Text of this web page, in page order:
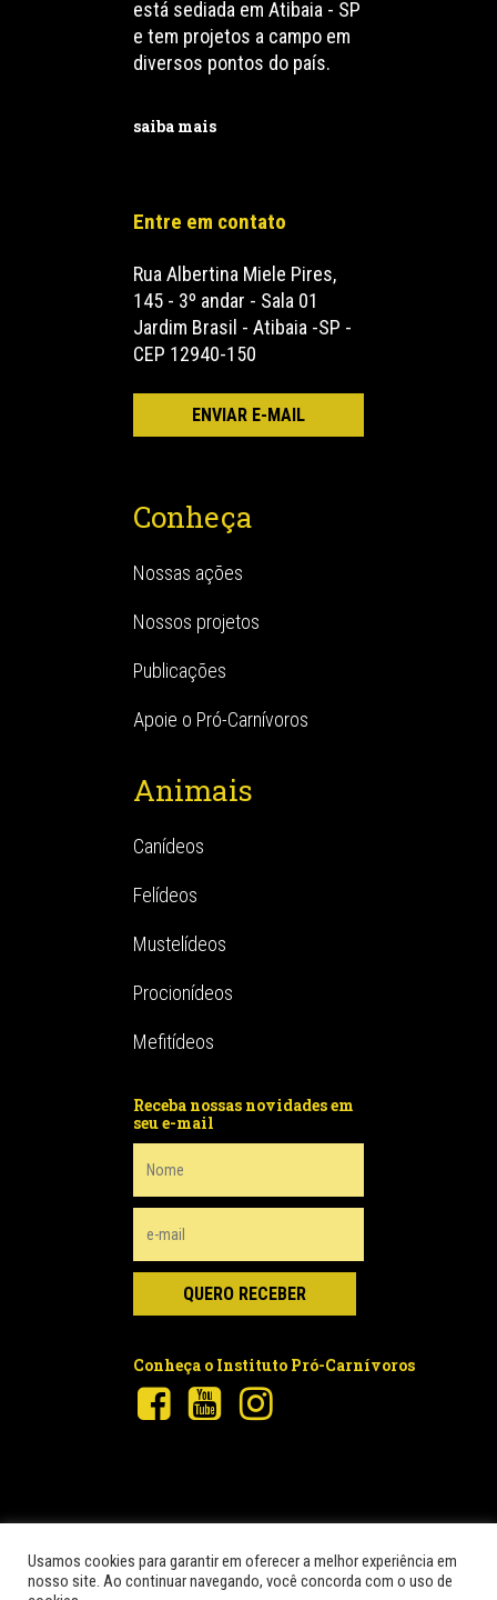
está sediada em Atibaia - SP
e tem projetos a campo em
diversos pontos do país.
saiba mais
Entre em contato
Rua Albertina Miele Pires,
145 - 3º andar - Sala 01
Jardim Brasil - Atibaia -SP -
CEP 12940-150
Conheça
Nossas ações
Nossos projetos
Publicações
Apoie o Pró-Carnívoros
Animais
Canídeos
Felídeos
Mustelídeos
Procionídeos
Mefitídeos
Receba nossas novidades em
seu e-mail
Conheça o Instituto Pró-Carnívoros
© 2026 Pró-Carnívoros.© Instituto para a Conservação dos
Usamos cookies para garantir em oferecer a melhor experiência em
nosso site. Ao continuar navegando, você concorda com o uso de